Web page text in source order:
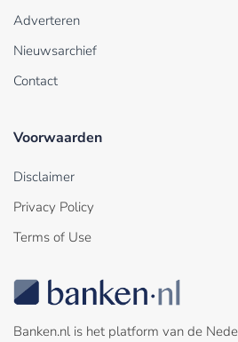
Adverteren
Nieuwsarchief
Contact
Voorwaarden
Disclaimer
Privacy Policy
Terms of Use
Banken.nl is het platform van de